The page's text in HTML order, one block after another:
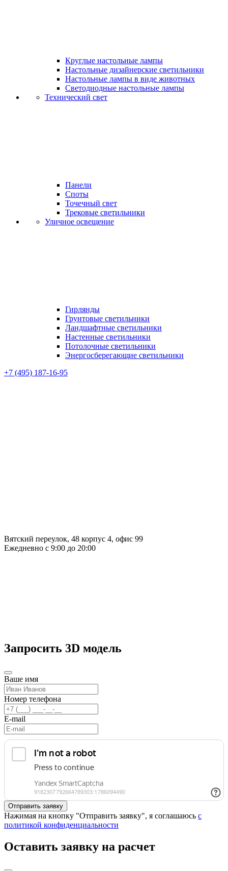
Круглые настольные лампы
Настольные дизайнерские светильники
Настольные лампы в виде животных
Светодиодные настольные лампы
Технический свет
Панели
Споты
Точечный свет
Трековые светильники
Уличное освещение
Гирлянды
Грунтовые светильники
Ландшафтные светильники
Настенные светильники
Потолочные светильники
Энергосберегающие светильники
+7 (495) 187-16-95
Вятский переулок, 48 корпус 4, офис 99
Ежедневно с 9:00 до 20:00
Запросить 3D модель
Ваше имя
Номер телефона
E-mail
Нажимая на кнопку "Отправить заявку", я соглашаюсь с
политикой конфиденциальности
Оставить заявку на расчет